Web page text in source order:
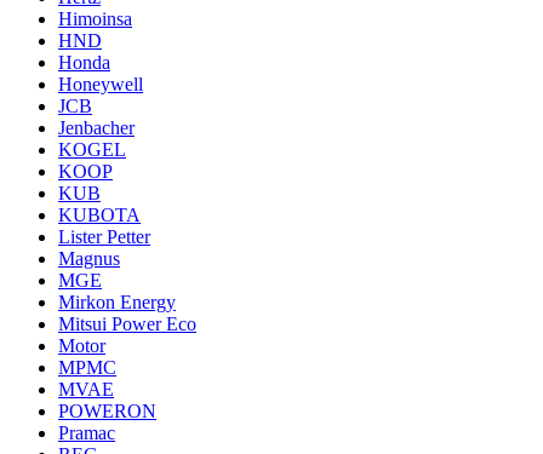
Himoinsa
HND
Honda
Honeywell
JCB
Jenbacher
KOGEL
KOOP
KUB
KUBOTA
Lister Petter
Magnus
MGE
Mirkon Energy
Mitsui Power Eco
Motor
MPMC
MVAE
POWERON
Pramac